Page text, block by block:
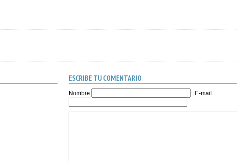
ESCRIBE TU COMENTARIO
Nombre E-mail